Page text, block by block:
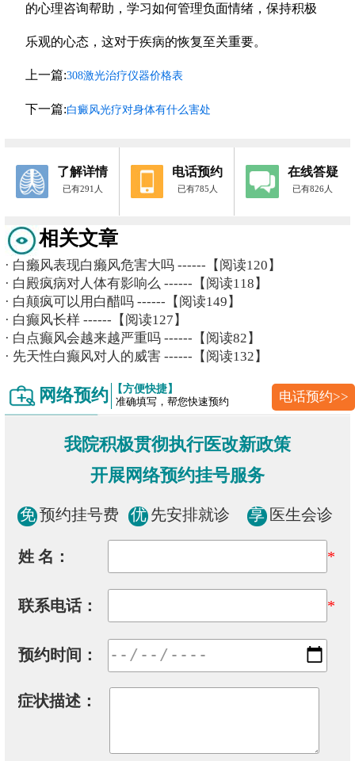
的心理咨询帮助，学习如何管理负面情绪，保持积极
乐观的心态，这对于疾病的恢复至关重要。
上一篇:308激光治疗仪器价格表
下一篇:白癜风光疗对身体有什么害处
了解详情
已有291人
电话预约
已有785人
在线答疑
已有826人
相关文章
· 白癞风表现白癞风危害大吗 ------【阅读120】
· 白殿疯病对人体有影响么 ------【阅读118】
· 白颠疯可以用白醋吗 ------【阅读149】
· 白癫风长样 ------【阅读127】
· 白点癫风会越来越严重吗 ------【阅读82】
· 先天性白癫风对人的威害 ------【阅读132】
网络预约 【方便快捷】
准确填写，帮您快速预约 电话预约>>
我院积极贯彻执行医改新政策
开展网络预约挂号服务
免 预约挂号费 优 先安排就诊 享 医生会诊
姓 名： *
联系电话： *
预约时间：
症状描述：